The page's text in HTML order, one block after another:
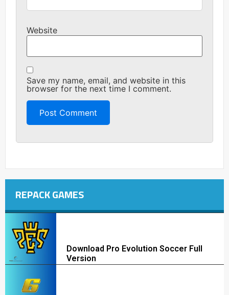
Website
Save my name, email, and website in this
browser for the next time I comment.
REPACK GAMES
Download Pro Evolution Soccer Full
Version